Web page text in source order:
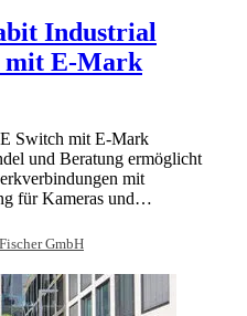
Industrial
mit E-Mark
Switch mit E-Mark
und Beratung ermöglicht
mit
für Kameras und…
GmbH